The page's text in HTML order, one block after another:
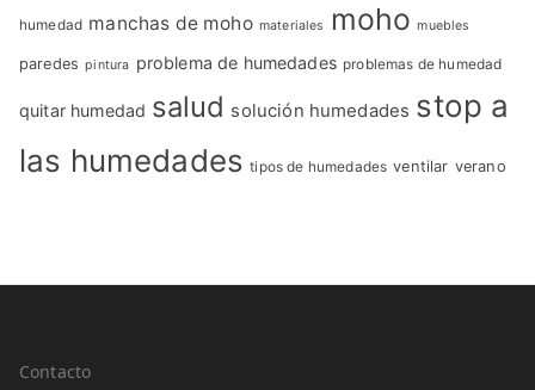
humedad manchas de moho materiales moho muebles
paredes pintura problema de humedades problemas de humedad
quitar humedad salud solución humedades stop a
las humedades tipos de humedades ventilar verano
Contacto